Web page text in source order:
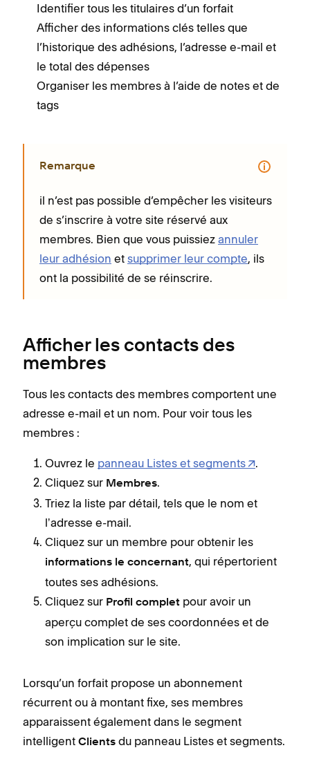
Identifier tous les titulaires d’un forfait
Afficher des informations clés telles que
l’historique des adhésions, l’adresse e-mail et
le total des dépenses
Organiser les membres à l’aide de notes et de
tags
Remarque
il n’est pas possible d’empêcher les visiteurs
de s’inscrire à votre site réservé aux
membres. Bien que vous puissiez annuler
leur adhésion et supprimer leur compte, ils
ont la possibilité de se réinscrire.
Afficher les contacts des
membres
Tous les contacts des membres comportent une
adresse e-mail et un nom. Pour voir tous les
membres :
Ouvrez le panneau Listes et segments
.
Cliquez sur Membres.
Triez la liste par détail, tels que le nom et
lʼadresse e-mail.
Cliquez sur un membre pour obtenir les
informations le concernant, qui répertorient
toutes ses adhésions.
Cliquez sur Profil complet pour avoir un
aperçu complet de ses coordonnées et de
son implication sur le site.
Lorsqu’un forfait propose un abonnement
récurrent ou à montant fixe, ses membres
apparaissent également dans le segment
intelligent Clients du panneau Listes et segments.